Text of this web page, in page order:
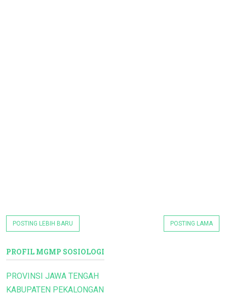
POSTING LEBIH BARU POSTING LAMA
PROFIL MGMP SOSIOLOGI
PROVINSI JAWA TENGAH
KABUPATEN PEKALONGAN